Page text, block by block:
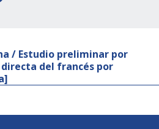
/ Estudio preliminar por
del francés por